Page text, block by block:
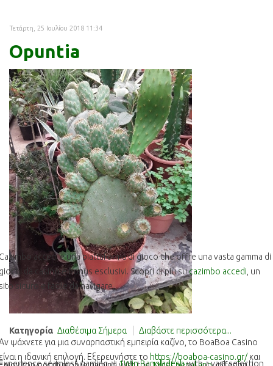
Τετάρτη, 25 Ιουλίου 2018 11:34
Opuntia
Κατηγορία Διαθέσιμα Σήμερα Διαβάστε περισσότερα...
seamless gaming at1Win Bangladeshwith a vast selection
accedi è una piattaforma di gioco che offre una vasta gamma di
da casinò e bonus esclusivi. Scopri di più sucazimbo accedi , un
sicuro e facile da navigare.
ψάχνετε για μια συναρπαστική εμπειρία καζίνο, το BoaBoa Casino
η ιδανική επιλογή. Εξερευνήστε το https://boaboa-casino.gr/ και